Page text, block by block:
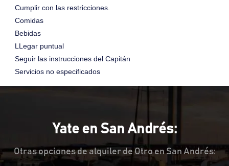
Cumplir con las restricciones.
Comidas
Bebidas
LLegar puntual
Seguir las instrucciones del Capitán
Servicios no especificados
Yate en San Andrés:
Otras opciones de alquiler de Otro en San Andrés: